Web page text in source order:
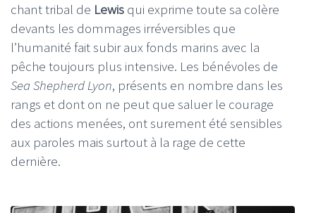
chant tribal de Lewis qui exprime toute sa colère
devants les dommages irréversibles que
l’humanité fait subir aux fonds marins avec la
pêche toujours plus intensive. Les bénévoles de
Sea Shepherd Lyon, présents en nombre dans les
rangs et dont on ne peut que saluer le courage
des actions menées, ont surement été sensibles
aux paroles mais surtout à la rage de cette
dernière.